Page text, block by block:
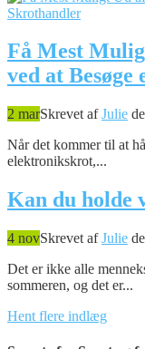
Få Mest
ved at
2 marSkrevet afJulie
Når det kommer til at
elektronikskrot,...
Kan du holde
4 novSkrevet afJulie
Det er ikke alle
sommeren, og det er...
Hent flere indlæg